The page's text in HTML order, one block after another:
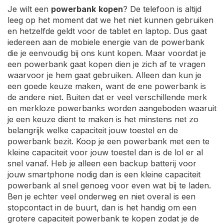
Je wilt een powerbank kopen? De telefoon is altijd
leeg op het moment dat we het niet kunnen gebruiken
en hetzelfde geldt voor de tablet en laptop. Dus gaat
iedereen aan de mobiele energie van de powerbank
die je eenvoudig bij ons kunt kopen. Maar voordat je
een powerbank gaat kopen dien je zich af te vragen
waarvoor je hem gaat gebruiken. Alleen dan kun je
een goede keuze maken, want de ene powerbank is
de andere niet. Buiten dat er veel verschillende merk
en merkloze powerbanks worden aangeboden waaruit
je een keuze dient te maken is het minstens net zo
belangrijk welke capaciteit jouw toestel en de
powerbank bezit. Koop je een powerbank met een te
kleine capaciteit voor jouw toestel dan is de lol er al
snel vanaf. Heb je alleen een backup batterij voor
jouw smartphone nodig dan is een kleine capaciteit
powerbank al snel genoeg voor even wat bij te laden.
Ben je echter veel onderweg en niet overal is een
stopcontact in de buurt, dan is het handig om een
grotere capaciteit powerbank te kopen zodat je de